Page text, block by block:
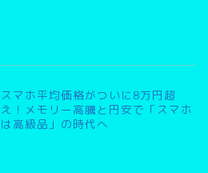
スマホ平均価格がついに8万円超
え！メモリー高騰と円安で「スマホ
は高級品」の時代へ